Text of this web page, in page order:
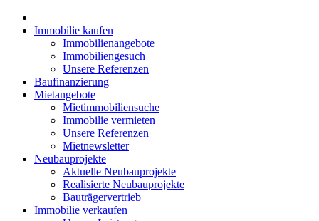
Immobilie kaufen
Immobilienangebote
Immobiliengesuch
Unsere Referenzen
Baufinanzierung
Mietangebote
Mietimmobiliensuche
Immobilie vermieten
Unsere Referenzen
Mietnewsletter
Neubauprojekte
Aktuelle Neubauprojekte
Realisierte Neubauprojekte
Bauträgervertrieb
Immobilie verkaufen